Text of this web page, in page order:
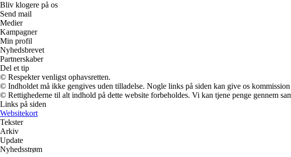
Bliv klogere på os
Send mail
Medier
Kampagner
Min profil
Nyhedsbrevet
Partnerskaber
Del et tip
© Respekter venligst ophavsretten.
© Indholdet må ikke gengives uden tilladelse. Nogle links på siden kan give os
© Rettighederne til alt indhold på dette website forbeholdes. Vi kan tjene penge gennem
Links på siden
Websitekort
Tekster
Arkiv
Update
Nyhedsstrøm